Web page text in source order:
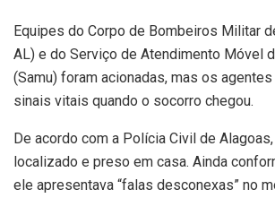
Equipes do Corpo de Bombeiros Militar
AL) e do Serviço de Atendimento Móvel
(Samu) foram acionadas, mas os
sinais vitais quando o socorro chegou.
De acordo com a Polícia Civil de
localizado e preso em casa. Ainda
ele apresentava “falas desconexas” no